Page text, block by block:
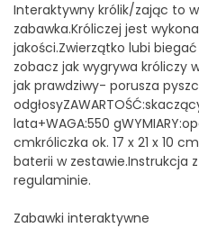
Interaktywny królik/zając to
zabawka.Króliczej jest
jakości.Zwierzątko lubi
zobacz jak wygrywa króliczy
jak prawdziwy- porusza
lata+WAGA:550
cmkróliczka ok. 17 x 21 x 10
baterii w zestawie.Instrukcja
regulaminie.
Zabawki interaktywne